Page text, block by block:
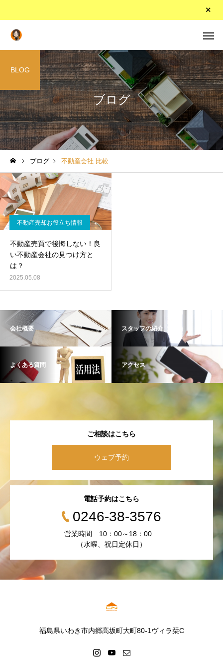
ブログ
BLOG
ブログ 不動産会社 比較
不動産売却お役立ち情報
不動産売買で後悔しない！良
い不動産会社の見つけ方と
は？
2025.05.08
会社概要 スタッフの紹介
よくある質問 アクセス
ご相談はこちら
ウェブ予約
電話予約はこちら
0246-38-3576
営業時間 10：00～18：00
（水曜、祝日定休日）
福島県いわき市内郷高坂町大町80-1ヴィラ栞C